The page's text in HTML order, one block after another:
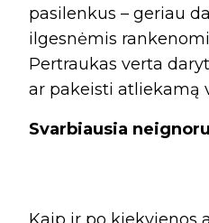
pasilenkus – geriau
ilgesnėmis
Pertraukas verta
ar pakeisti atliekamą
Svarbiausia